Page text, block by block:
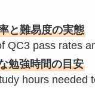
と難易度の実態
QC3 pass rates
勉強時間の目安
hours needed